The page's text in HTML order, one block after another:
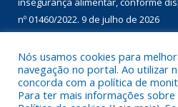
atuação no âmbito da proteção social
9 de julho de 2026
Chamada Pública nº 01/2026 para
alimentícios da agricultura familiar,
âmbito do Programa de Aquisição
compra com doação simultânea –
Nós usamos cookies para
navegação no portal. Ao utilizar
concorda com a política de
Para ter mais informações